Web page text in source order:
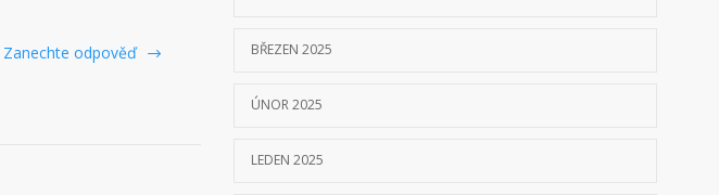
Zanechte odpověď BŘEZEN 2025
ÚNOR 2025
LEDEN 2025